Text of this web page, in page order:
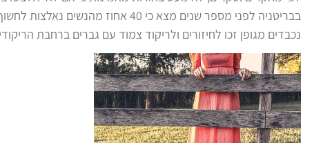
בבריטניה לפני מספר שנים מצא כי
נכבדים מגופן זכו לחיזורים ולריקוד צמוד עם גברים ברחבת